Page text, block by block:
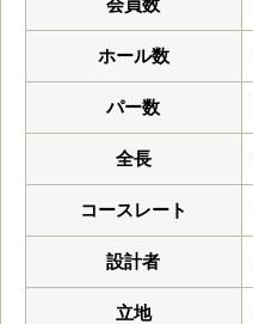
会員数
ホール数
パー数
全長
コースレート
設計者
立地